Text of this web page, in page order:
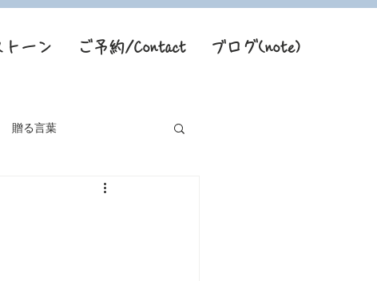
トーン ご予約/Contact ブログ(note)
贈る言葉